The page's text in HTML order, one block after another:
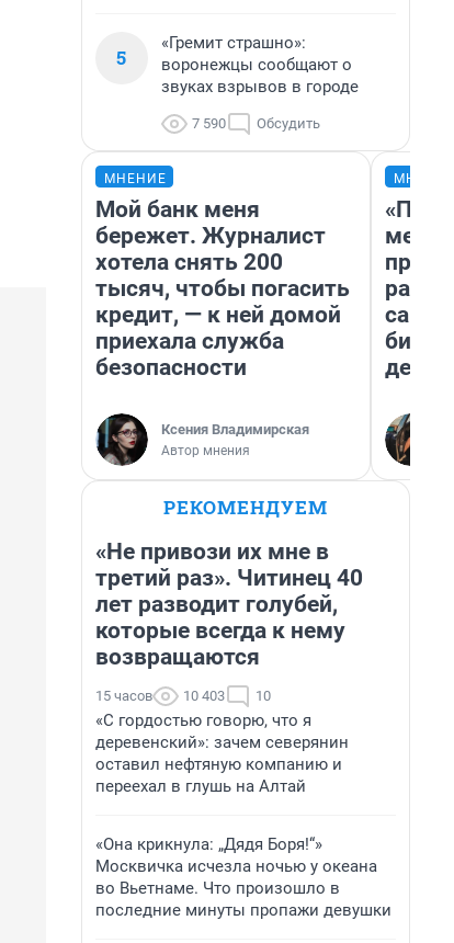
5
«Гремит страшно»:
воронежцы сообщают о
звуках взрывов в городе
7 590 Обсудить
МНЕНИЕ
Мой банк меня
бережет. Журналист
хотела снять 200
тысяч, чтобы погасить
кредит, — к ней домой
приехала служба
безопасности
Ксения Владимирская
Автор мнения
РЕКОМЕНДУЕМ
«Не привози их мне в
третий раз». Читинец 40
лет разводит голубей,
которые всегда к нему
возвращаются
15 часов 10 403 10
«С гордостью говорю, что я
деревенский»: зачем северянин
оставил нефтяную компанию и
переехал в глушь на Алтай
«Она крикнула: „Дядя Боря!“»
Москвичка исчезла ночью у океана
во Вьетнаме. Что произошло в
последние минуты пропажи девушки